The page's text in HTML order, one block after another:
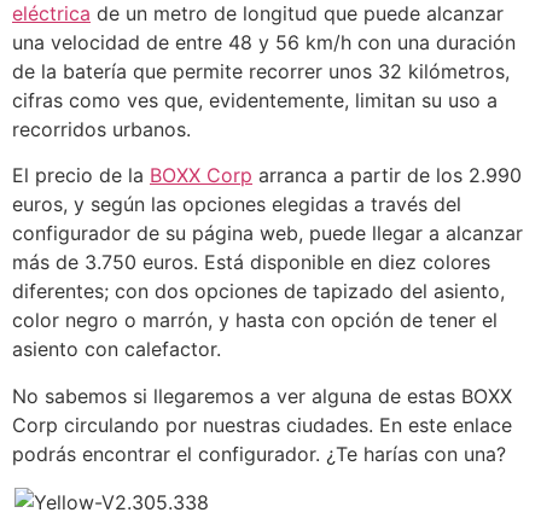
eléctrica de un metro de longitud que puede alcanzar
una velocidad de entre 48 y 56 km/h con una duración
de la batería que permite recorrer unos 32 kilómetros,
cifras como ves que, evidentemente, limitan su uso a
recorridos urbanos.
El precio de la BOXX Corp arranca a partir de los 2.990
euros, y según las opciones elegidas a través del
configurador de su página web, puede llegar a alcanzar
más de 3.750 euros. Está disponible en diez colores
diferentes; con dos opciones de tapizado del asiento,
color negro o marrón, y hasta con opción de tener el
asiento con calefactor.
No sabemos si llegaremos a ver alguna de estas BOXX
Corp circulando por nuestras ciudades. En este enlace
podrás encontrar el configurador. ¿Te harías con una?